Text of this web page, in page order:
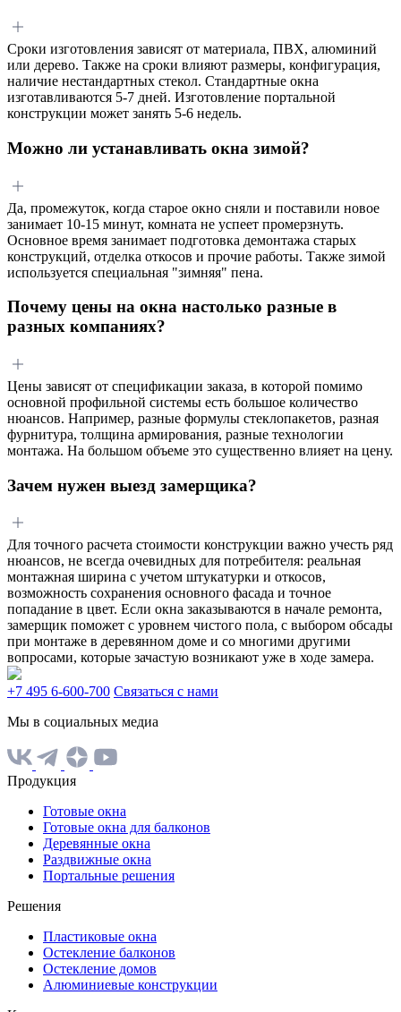
Сроки изготовления зависят от материала, ПВХ, алюминий
или дерево. Также на сроки влияют размеры, конфигурация,
наличие нестандартных стекол. Стандартные окна
изготавливаются 5-7 дней. Изготовление портальной
конструкции может занять 5-6 недель.
Можно ли устанавливать окна зимой?
Да, промежуток, когда старое окно сняли и поставили новое
занимает 10-15 минут, комната не успеет промерзнуть.
Основное время занимает подготовка демонтажа старых
конструкций, отделка откосов и прочие работы. Также зимой
используется специальная "зимняя" пена.
Почему цены на окна настолько разные в
разных компаниях?
Цены зависят от спецификации заказа, в которой помимо
основной профильной системы есть большое количество
нюансов. Например, разные формулы стеклопакетов, разная
фурнитура, толщина армирования, разные технологии
монтажа. На большом объеме это существенно влияет на цену.
Зачем нужен выезд замерщика?
Для точного расчета стоимости конструкции важно учесть ряд
нюансов, не всегда очевидных для потребителя: реальная
монтажная ширина с учетом штукатурки и откосов,
возможность сохранения основного фасада и точное
попадание в цвет. Если окна заказываются в начале ремонта,
замерщик поможет с уровнем чистого пола, с выбором обсады
при монтаже в деревянном доме и со многими другими
вопросами, которые зачастую возникают уже в ходе замера.
+7 495 6-600-700 Связаться с нами
Мы в социальных медиа
Продукция
Готовые окна
Готовые окна для балконов
Деревянные окна
Раздвижные окна
Портальные решения
Решения
Пластиковые окна
Остекление балконов
Остекление домов
Алюминиевые конструкции